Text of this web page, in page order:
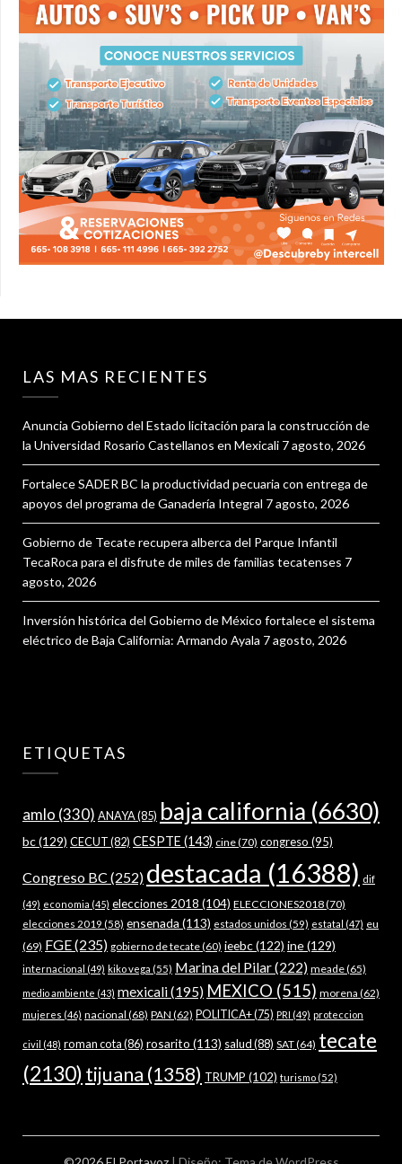
LAS MAS RECIENTES
Anuncia Gobierno del Estado licitación para la construcción de
la Universidad Rosario Castellanos en Mexicali 7 agosto, 2026
Fortalece SADER BC la productividad pecuaria con entrega de
apoyos del programa de Ganadería Integral 7 agosto, 2026
Gobierno de Tecate recupera alberca del Parque Infantil
TecaRoca para el disfrute de miles de familias tecatenses 7
agosto, 2026
Inversión histórica del Gobierno de México fortalece el sistema
eléctrico de Baja California: Armando Ayala 7 agosto, 2026
ETIQUETAS
amlo (330) ANAYA(85) baja california (6630)
bc(129) CECUT(82) CESPTE (143) cine(70) congreso (95)
Congreso BC (252) destacada (16388) dif
(49) economia (45) elecciones 2018 (104) ELECCIONES2018(70)
elecciones 2019 (58) ensenada (113) estados unidos (59) estatal (47) eu
(69) FGE(235) gobierno de tecate(60) ieebc(122) ine(129)
internacional (49) kiko vega (55) Marina del Pilar(222) meade(65)
medio ambiente (43) mexicali(195) MEXICO (515) morena (62)
mujeres (46) nacional (68) PAN (62) POLITICA+(75) PRI (49) proteccion
civil (48) roman cota(86) rosarito (113) salud(88) SAT(64) tecate
(2130) tijuana (1358) TRUMP (102) turismo (52)